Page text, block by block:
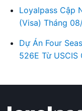
Loyalpass Cập
(Visa) Tháng
Dự Án Four
526E Từ